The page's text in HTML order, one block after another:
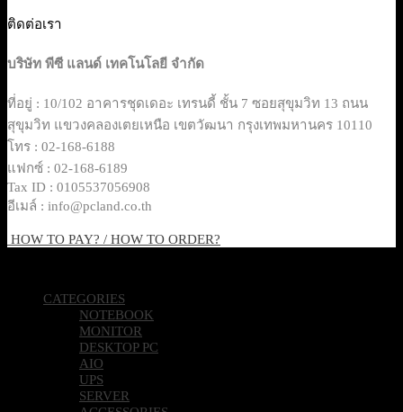
ติดต่อเรา
บริษัท พีซี แลนด์ เทคโนโลยี จำกัด
ที่อยู่ : 10/102 อาคารชุดเดอะ เทรนดี้ ชั้น 7 ซอยสุขุมวิท 13 ถนน
สุขุมวิท แขวงคลองเตยเหนือ เขตวัฒนา กรุงเทพมหานคร 10110
โทร : 02-168-6188
แฟกซ์ : 02-168-6189
Tax ID : 0105537056908
อีเมล์ : info@pcland.co.th
HOW TO PAY? / HOW TO ORDER?
CATEGORIES
NOTEBOOK
MONITOR
DESKTOP PC
AIO
UPS
SERVER